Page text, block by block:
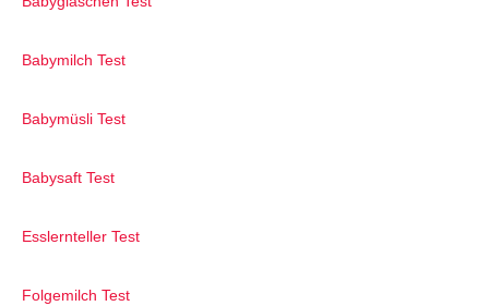
Babymilch Test
Babymüsli Test
Babysaft Test
Esslernteller Test
Folgemilch Test